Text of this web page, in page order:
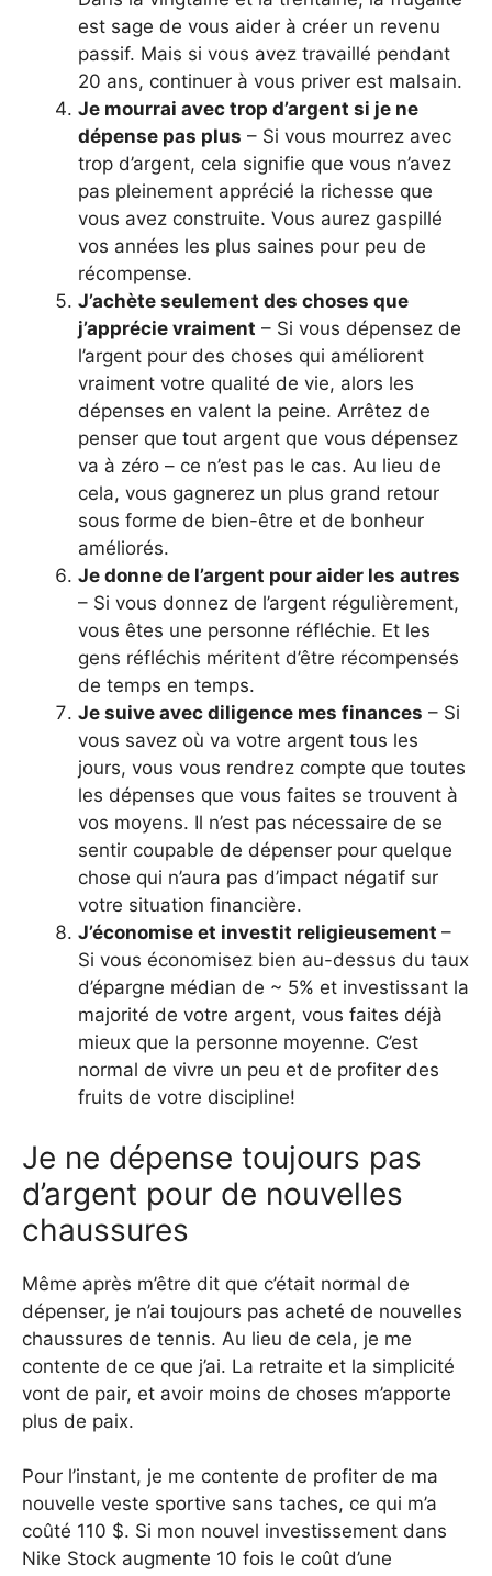
est sage de vous aider à créer un revenu
passif. Mais si vous avez travaillé pendant
20 ans, continuer à vous priver est malsain.
Je mourrai avec trop d’argent si je ne
dépense pas plus – Si vous mourrez avec
trop d’argent, cela signifie que vous n’avez
pas pleinement apprécié la richesse que
vous avez construite. Vous aurez gaspillé
vos années les plus saines pour peu de
récompense.
J’achète seulement des choses que
j’apprécie vraiment – Si vous dépensez de
l’argent pour des choses qui améliorent
vraiment votre qualité de vie, alors les
dépenses en valent la peine. Arrêtez de
penser que tout argent que vous dépensez
va à zéro – ce n’est pas le cas. Au lieu de
cela, vous gagnerez un plus grand retour
sous forme de bien-être et de bonheur
améliorés.
Je donne de l’argent pour aider les autres
– Si vous donnez de l’argent régulièrement,
vous êtes une personne réfléchie. Et les
gens réfléchis méritent d’être récompensés
de temps en temps.
Je suive avec diligence mes finances – Si
vous savez où va votre argent tous les
jours, vous vous rendrez compte que toutes
les dépenses que vous faites se trouvent à
vos moyens. Il n’est pas nécessaire de se
sentir coupable de dépenser pour quelque
chose qui n’aura pas d’impact négatif sur
votre situation financière.
J’économise et investit religieusement –
Si vous économisez bien au-dessus du taux
d’épargne médian de ~ 5% et investissant la
majorité de votre argent, vous faites déjà
mieux que la personne moyenne. C’est
normal de vivre un peu et de profiter des
fruits de votre discipline!
Je ne dépense toujours pas
d’argent pour de nouvelles
chaussures
Même après m’être dit que c’était normal de
dépenser, je n’ai toujours pas acheté de nouvelles
chaussures de tennis. Au lieu de cela, je me
contente de ce que j’ai. La retraite et la simplicité
vont de pair, et avoir moins de choses m’apporte
plus de paix.
Pour l’instant, je me contente de profiter de ma
nouvelle veste sportive sans taches, ce qui m’a
coûté 110 $. Si mon nouvel investissement dans
Nike Stock augmente 10 fois le coût d’une